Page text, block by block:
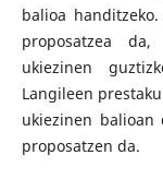
balioa
proposatzea da,
ukiezinen
Langileen
ukiezinen
proposatzen da.